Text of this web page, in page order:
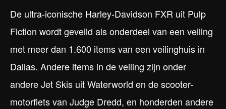
De ultra-iconische Harley-Davidson FXR uit Pulp
Fiction wordt geveild als onderdeel van een veiling
met meer dan 1.600 items van een veilinghuis in
Dallas. Andere items in de veiling zijn onder
andere Jet Skis uit Waterworld en de scooter-
motorfiets van Judge Dredd, en honderden andere